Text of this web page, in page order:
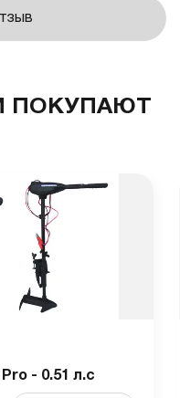
ПОКУПАЮТ
- 0.51 л.с